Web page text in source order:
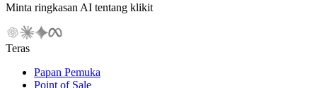
Minta ringkasan AI tentang klikit
Teras
Papan Pemuka
Point of Sale